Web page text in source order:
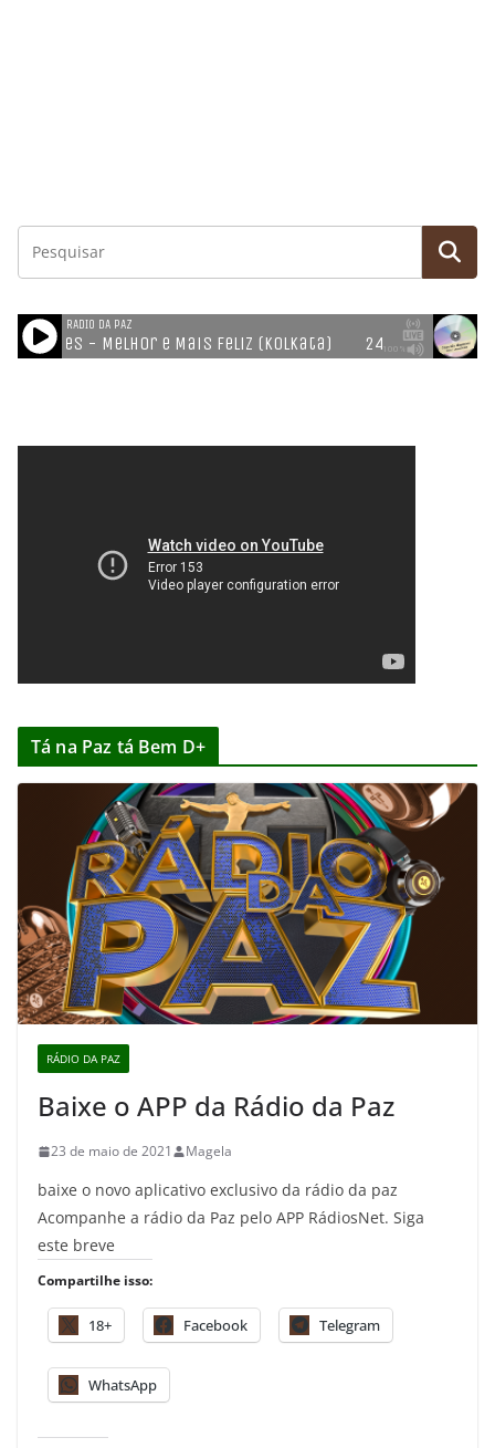
Tá na Paz tá Bem D+
RÁDIO DA PAZ
Baixe o APP da Rádio da Paz
23 de maio de 2021 Magela
baixe o novo aplicativo exclusivo da rádio da paz
Acompanhe a rádio da Paz pelo APP RádiosNet. Siga
este breve
Compartilhe isso:
18+ Facebook Telegram
WhatsApp